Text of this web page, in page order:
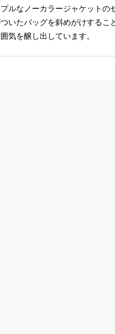
ルなノーカラージャケットの
いたバッグを斜めがけする
気を醸し出しています。